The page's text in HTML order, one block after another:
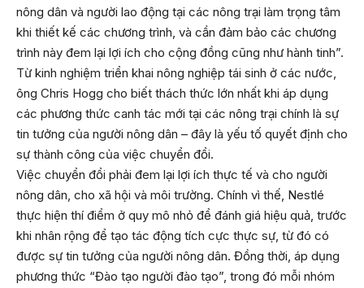
nông dân và người lao động tại các nông trại làm trọng tâm
khi thiết kế các chương trình, và cần đảm bảo các chương
trình này đem lại lợi ích cho cộng đồng cũng như hành tinh”.
Từ kinh nghiệm triển khai nông nghiệp tái sinh ở các nước,
ông Chris Hogg cho biết thách thức lớn nhất khi áp dụng
các phương thức canh tác mới tại các nông trại chính là sự
tin tưởng của người nông dân – đây là yếu tố quyết định cho
sự thành công của việc chuyển đổi.
Việc chuyển đổi phải đem lại lợi ích thực tế và cho người
nông dân, cho xã hội và môi trường. Chính vì thế, Nestlé
thực hiện thí điểm ở quy mô nhỏ để đánh giá hiệu quả, trước
khi nhân rộng để tạo tác động tích cực thực sự, từ đó có
được sự tin tưởng của người nông dân. Đồng thời, áp dụng
phương thức “Đào tạo người đào tạo”, trong đó mỗi nhóm